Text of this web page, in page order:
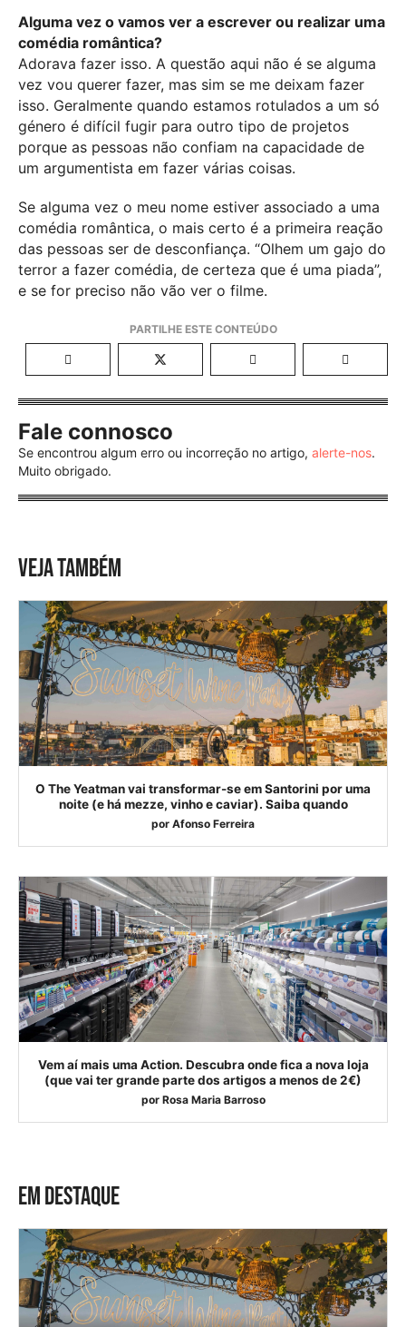
Alguma vez o vamos ver a escrever ou realizar uma
comédia romântica?
Adorava fazer isso. A questão aqui não é se alguma
vez vou querer fazer, mas sim se me deixam fazer
isso. Geralmente quando estamos rotulados a um só
género é difícil fugir para outro tipo de projetos
porque as pessoas não confiam na capacidade de
um argumentista em fazer várias coisas.
Se alguma vez o meu nome estiver associado a uma
comédia romântica, o mais certo é a primeira reação
das pessoas ser de desconfiança. “Olhem um gajo do
terror a fazer comédia, de certeza que é uma piada”,
e se for preciso não vão ver o filme.
Fale connosco
Se encontrou algum erro ou incorreção no artigo, alerte-nos.
Muito obrigado.
VEJA TAMBÉM
O The Yeatman vai transformar-se em Santorini por uma
noite (e há mezze, vinho e caviar). Saiba quando
por Afonso Ferreira
Vem aí mais uma Action. Descubra onde fica a nova loja
(que vai ter grande parte dos artigos a menos de 2€)
por Rosa Maria Barroso
EM DESTAQUE